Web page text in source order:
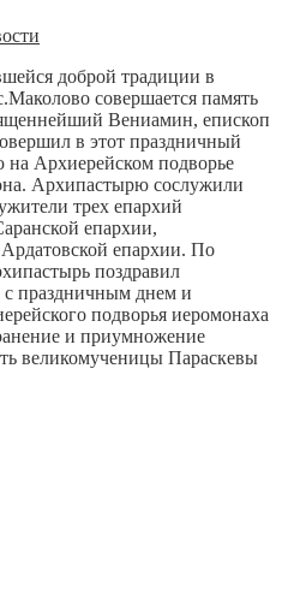
доброй традиции в
совершается память
Вениамин, епископ
в этот праздничный
Архиерейском подворье
Архипастырю сослужили
трех епархий
епархии,
епархии. По
поздравил
праздничным днем и
подворья иеромонаха
и приумножение
великомученицы Параскевы